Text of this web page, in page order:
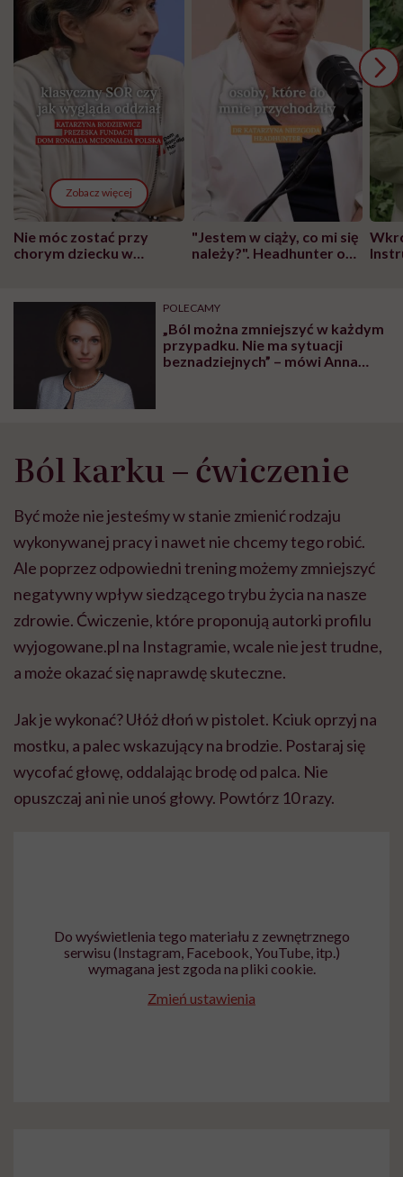
Zobacz więcej
Nie móc zostać przy
chorym dziecku w
może chyba tylko
głupota i brak
wyobraźni"
"Jestem w ciąży, co mi się
należy?". Headhunter o
pracy
POLECAMY
„Ból można zmniejszyć w każdym
przypadku. Nie ma sytuacji
beznadziejnych” – mówi Anna
Ból karku – ćwiczenie
Być może nie jesteśmy w stanie zmienić rodzaju
wykonywanej pracy i nawet nie chcemy tego robić.
Ale poprzez odpowiedni trening możemy zmniejszyć
negatywny wpływ siedzącego trybu życia na nasze
zdrowie. Ćwiczenie, które proponują autorki profilu
wyjogowane.pl na Instagramie, wcale nie jest trudne,
a może okazać się naprawdę skuteczne.
Jak je wykonać? Ułóż dłoń w pistolet. Kciuk oprzyj na
mostku, a palec wskazujący na brodzie. Postaraj się
wycofać głowę, oddalając brodę od palca. Nie
opuszczaj ani nie unoś głowy. Powtórz 10 razy.
Do wyświetlenia tego materiału z zewnętrznego
serwisu (Instagram, Facebook, YouTube, itp.)
wymagana jest zgoda na pliki cookie.
Zmień ustawienia